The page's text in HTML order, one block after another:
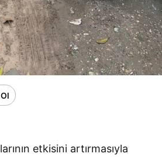
etkisini artırmasıyla